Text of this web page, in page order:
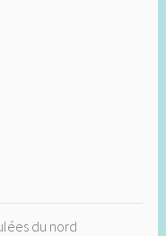
du nord